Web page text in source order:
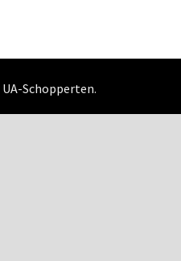
UA-Schopperten.